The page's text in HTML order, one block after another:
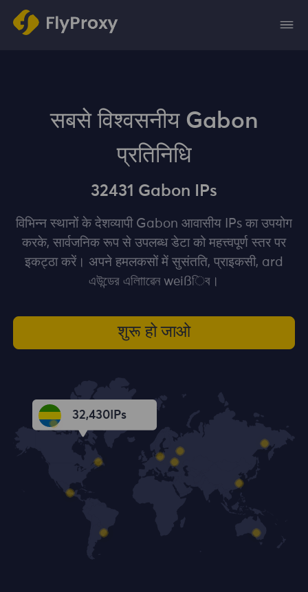
सबसे विश्वसनीय Gabon
प्रतिनिधि
32431 Gabon IPs
विभिन्न स्थानों के देशव्यापी Gabon आवासीय IPs का उपयोग
करके, सार्वजनिक रूप से उपलब्ध डेटा को महत्त्वपूर्ण स्‍तर पर
इकट्‍ठा करें। अपने हमलकसों में सुसंतति, प्राइकसी, ard
এউন্ডের এলািাৱেন weißিব।
शुरू हो जाओ
32,431IPs